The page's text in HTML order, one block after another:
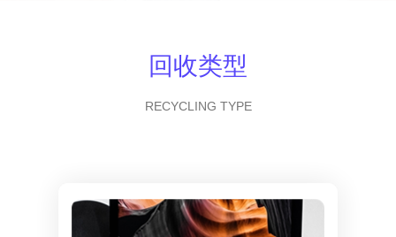
回收类型
RECYCLING TYPE